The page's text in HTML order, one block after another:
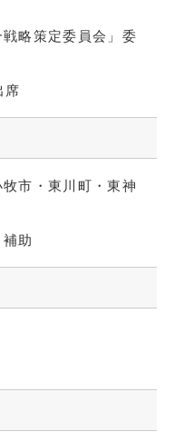
戦略策定委員会」委
席
市・東川町・東神
助